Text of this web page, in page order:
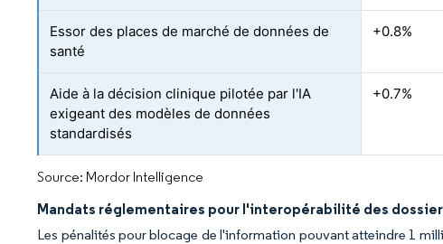
Essor des places de marché de données de
santé
+0.8%
Aide à la décision clinique pilotée par l'IA
exigeant des modèles de données
standardisés
+0.7%
Source: Mordor Intelligence
Mandats réglementaires pour l'interopérabilité des
Les pénalités pour blocage de l'information pouvant atteindre 1